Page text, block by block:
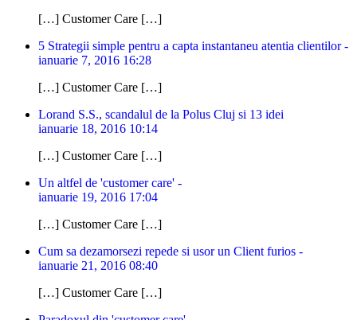
[…] Customer Care […]
5 Strategii simple pentru a capta instantaneu atentia clientilor -
ianuarie 7, 2016 16:28
[…] Customer Care […]
Lorand S.S., scandalul de la Polus Cluj si 13 idei
ianuarie 18, 2016 10:14
[…] Customer Care […]
Un altfel de 'customer care' -
ianuarie 19, 2016 17:04
[…] Customer Care […]
Cum sa dezamorsezi repede si usor un Client furios -
ianuarie 21, 2016 08:40
[…] Customer Care […]